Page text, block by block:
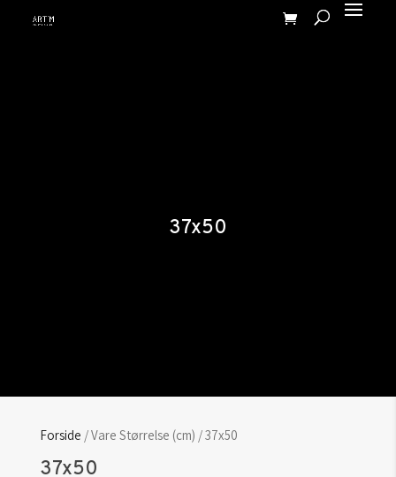
37x50
Forside / Vare Størrelse (cm) / 37x50
37x50